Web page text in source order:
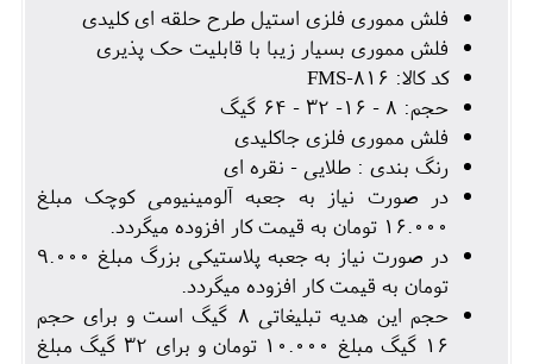
فلش مموری فلزی استیل طرح حلقه ای کلیدی
فلش مموری بسیار زیبا با قابلیت حک پذیری
کد کالا: FMS-816
حجم: 8 - 16- 32 - 64 گیگ
فلش مموری فلزی جاکلیدی
رنگ بندی : طلایی - نقره ای
در صورت نیاز به جعبه آلومینیومی کوچک مبلغ
16.000 تومان به قیمت کار افزوده میگردد.
در صورت نیاز به جعبه پلاستیکی بزرگ مبلغ 9.000
تومان به قیمت کار افزوده میگردد.
حجم این هدیه تبلیغاتی 8 گیگ است و برای حجم
16 گیگ مبلغ 10.000 تومان و برای 32 گیگ مبلغ